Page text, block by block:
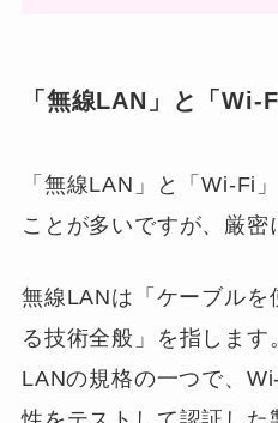
「無線LAN」と「Wi-
「無線LAN」と「Wi-Fi
ことが多いですが、厳密
無線LANは「ケーブルを
る技術全般」を指しま
LANの規格の一つで、